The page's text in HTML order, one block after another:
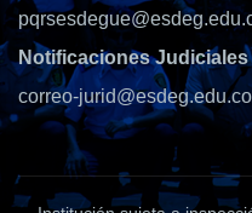
Notificaciones Judiciales
correo-jurid@esdeg.edu.co